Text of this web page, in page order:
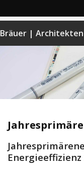
Bräuer |